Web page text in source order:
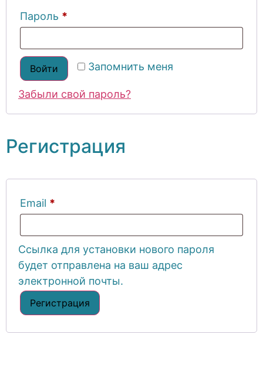
Пароль *
Запомнить меня
Войти
Забыли свой пароль?
Регистрация
Email *
Ссылка для установки нового пароля
будет отправлена ​​на ваш адрес
электронной почты.
Регистрация